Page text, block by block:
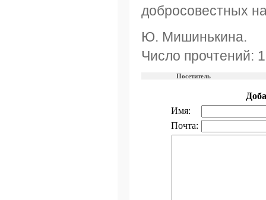
добросовестных
Ю. Мишинькина.
Число прочтений:
Посетитель
Имя:
Почта: